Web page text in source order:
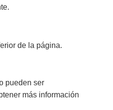
de la página.
pueden ser
más información